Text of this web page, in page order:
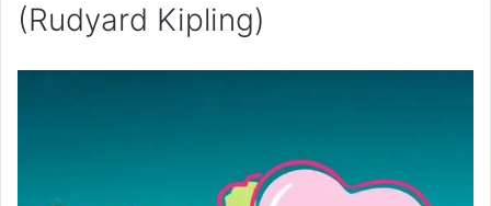
(Rudyard Kipling)